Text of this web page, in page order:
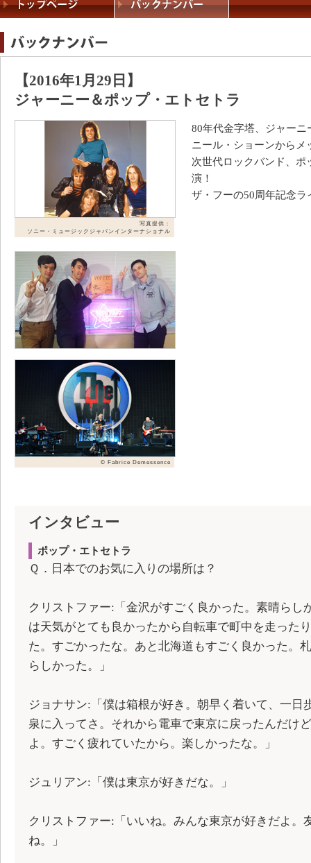
【2016年1月29日】
ジャーニー＆ポップ・エトセトラ
写真提供：
ソニー・ミュージックジャパンインターナショナル
© Fabrice Demessence
80年代金字塔、ジャー
ニール・ショーンからメ
次世代ロックバンド、
演！
ザ・フーの50周年記念ラ
インタビュー
ポップ・エトセトラ
Ｑ．日本でのお気に入りの場所は？
クリストファー:「金沢がすごく良かった。素晴らし
は天気がとても良かったから自転車で町中を走った
た。すごかったな。あと北海道もすごく良かった。
らしかった。」
ジョナサン:「僕は箱根が好き。朝早く着いて、一日
泉に入ってさ。それから電車で東京に戻ったんだけ
よ。すごく疲れていたから。楽しかったな。」
ジュリアン:「僕は東京が好きだな。」
クリストファー:「いいね。みんな東京が好きだよ。
ね。」